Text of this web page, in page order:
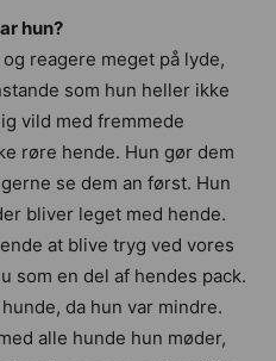
hun?
reagere meget på lyde,
som hun heller ikke
vild med fremmede
røre hende. Hun gør dem
se dem an først. Hun
bliver leget med hende.
at blive tryg ved vores
som en del af hendes pack.
da hun var mindre.
alle hunde hun møder,